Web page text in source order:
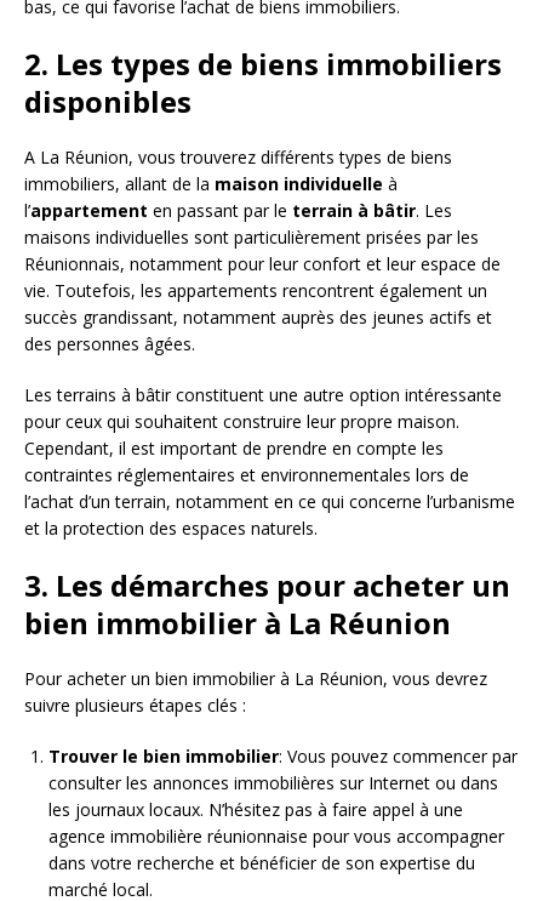
bas, ce qui favorise l’achat de biens immobiliers.
2. Les types de biens immobiliers
disponibles
A La Réunion, vous trouverez différents types de biens
immobiliers, allant de la maison individuelle à
l’appartement en passant par le terrain à bâtir. Les
maisons individuelles sont particulièrement prisées par les
Réunionnais, notamment pour leur confort et leur espace de
vie. Toutefois, les appartements rencontrent également un
succès grandissant, notamment auprès des jeunes actifs et
des personnes âgées.
Les terrains à bâtir constituent une autre option intéressante
pour ceux qui souhaitent construire leur propre maison.
Cependant, il est important de prendre en compte les
contraintes réglementaires et environnementales lors de
l’achat d’un terrain, notamment en ce qui concerne l’urbanisme
et la protection des espaces naturels.
3. Les démarches pour acheter un
bien immobilier à La Réunion
Pour acheter un bien immobilier à La Réunion, vous devrez
suivre plusieurs étapes clés :
Trouver le bien immobilier: Vous pouvez commencer par
consulter les annonces immobilières sur Internet ou dans
les journaux locaux. N’hésitez pas à faire appel à une
agence immobilière réunionnaise pour vous accompagner
dans votre recherche et bénéficier de son expertise du
marché local.